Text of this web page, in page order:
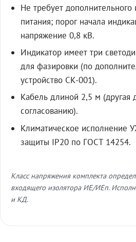
Не требует дополнительного
питания; порог начала
напряжение 0,8 кВ.
Индикатор имеет три
для фазировки (по
устройство СК-001).
Кабель длиной 2,5 м (другая
согласованию).
Климатическое исполнение
защиты IP20 по ГОСТ 14254.
Класс напряжения комплекта
входящего изолятора ИЕ/ИЕп.
и КД.